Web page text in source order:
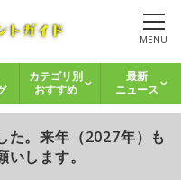
MENU
カテゴリ別
おすすめ
最新
ニュース
た。来年（2027年）も
します。